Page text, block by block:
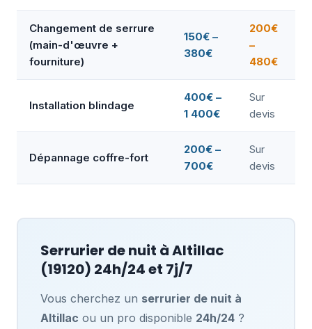
Changement de serrure
(main-d'œuvre +
fourniture)
150€ –
380€
200€
–
480€
Installation blindage
400€ –
1 400€
Sur
devis
Dépannage coffre-fort
200€ –
700€
Sur
devis
Serrurier de nuit àAltillac
(19120) 24h/24 et 7j/7
Vous cherchez un serrurier de nuit à
Altillac ou un pro disponible 24h/24?